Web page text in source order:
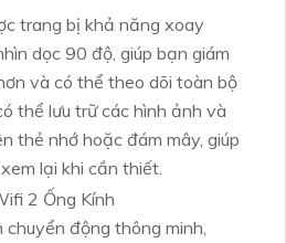
trang bị khả năng xoay
dọc 90 độ, giúp bạn giám
và có thể theo dõi toàn bộ
thể lưu trữ các hình ảnh và
thẻ nhớ hoặc đám mây, giúp
lại khi cần thiết.
động thông minh,